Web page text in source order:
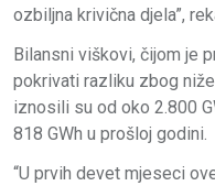
ozbiljna krivična djela”,
Bilansni viškovi, čijom je
pokrivati razliku zbog
iznosili su od oko 2.800
818 GWh u prošloj godini.
“U prvih devet mjeseci